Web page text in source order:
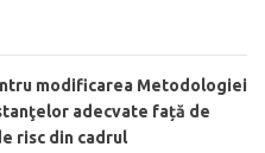
modificarea Metodologiei
adecvate față de
risc din cadrul